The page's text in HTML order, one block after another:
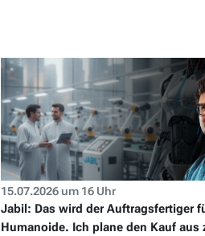
15.07.2026 um 16 Uhr
Jabil: Das wird der Auftragsfertiger
Humanoide. Ich plane den Kauf aus